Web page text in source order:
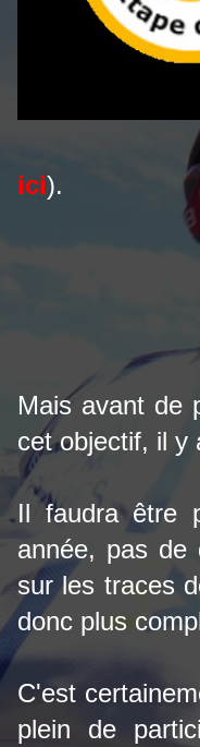
ici).
Mais avant de
cet objectif, il y
Il faudra être
année, pas de
sur les traces
donc plus
C'est
plein de